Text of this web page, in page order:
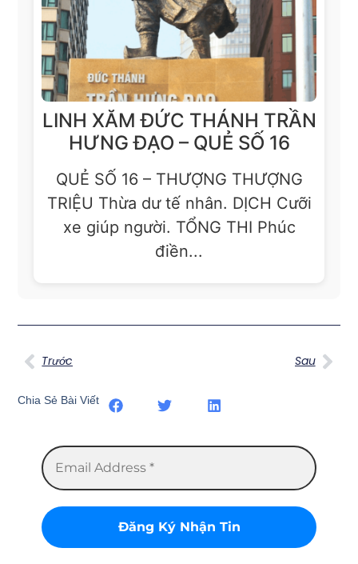
LINH XĂM ĐỨC THÁNH TRẦN
HƯNG ĐẠO – QUẺ SỐ 16
QUẺ SỐ 16 – THƯỢNG THƯỢNG
TRIỆU Thừa dư tế nhân. DỊCH Cưỡi
xe giúp người. TỔNG THI Phúc
điền...
Trước Sau
Chia Sẻ Bài Viết